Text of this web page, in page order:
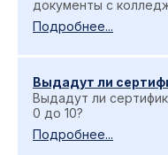
документы с
Подробнее...
Выдадут ли
Выдадут ли
0 до 10?
Подробнее...